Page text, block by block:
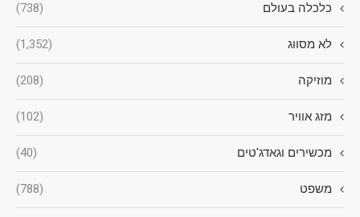
כלכלה בעולם (738)
לא מסווג (1,352)
מוזיקה (208)
מזג אוויר (102)
מכשירים וגאדג'טים (40)
משפט (788)